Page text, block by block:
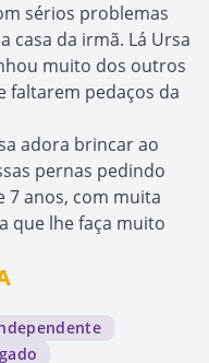
sérios problemas
casa da irmã. Lá Ursa
muito dos outros
faltarem pedaços da
adora brincar ao
pernas pedindo
7 anos, com muita
que lhe faça muito